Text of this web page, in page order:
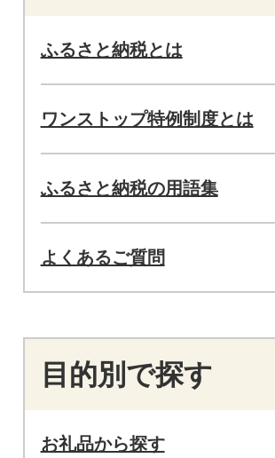
ふるさと納税とは
ワンストップ特例制度とは
ふるさと納税の用語集
よくあるご質問
目的別で探す
お礼品から探す